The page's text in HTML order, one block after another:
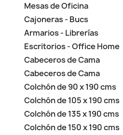
Mesas de Oficina
Cajoneras - Bucs
Armarios - Librerías
Escritorios - Office Home
Cabeceros de Cama
Cabeceros de Cama
Colchón de 90 x 190 cms
Colchón de 105 x 190 cms
Colchón de 135 x 190 cms
Colchón de 150 x 190 cms